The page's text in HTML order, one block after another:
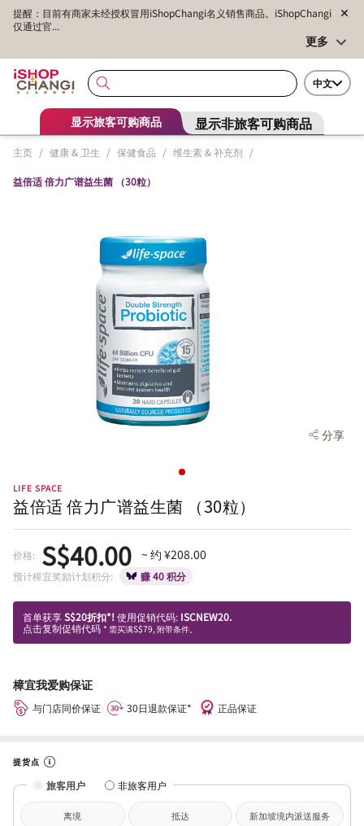
提醒：目前有商家未经授权冒用iShopChangi名义销售商品。iShopChangi
仅通过官...
更多
中文
显示旅客可购商品 显示非旅客可购商品
主页 / 健康 & 卫生 / 保健食品 / 维生素 & 补充剂 /
益倍适 倍力广谱益生菌 （30粒）
分享
LIFE SPACE
益倍适 倍力广谱益生菌 （30粒）
价格: S$40.00 ~ 约 ¥208.00
预计樟宜奖励计划积分: 赚 40 积分
首单获享S$20折扣*! 使用促销代码: ISCNEW20.
点击复制促销代码 * 需买满S$79, 附带条件。
樟宜我爱购保证
与门店同价保证 30日退款保证* 正品保证
提货点
旅客用户 非旅客用户
离境 抵达 新加坡境内派送服务